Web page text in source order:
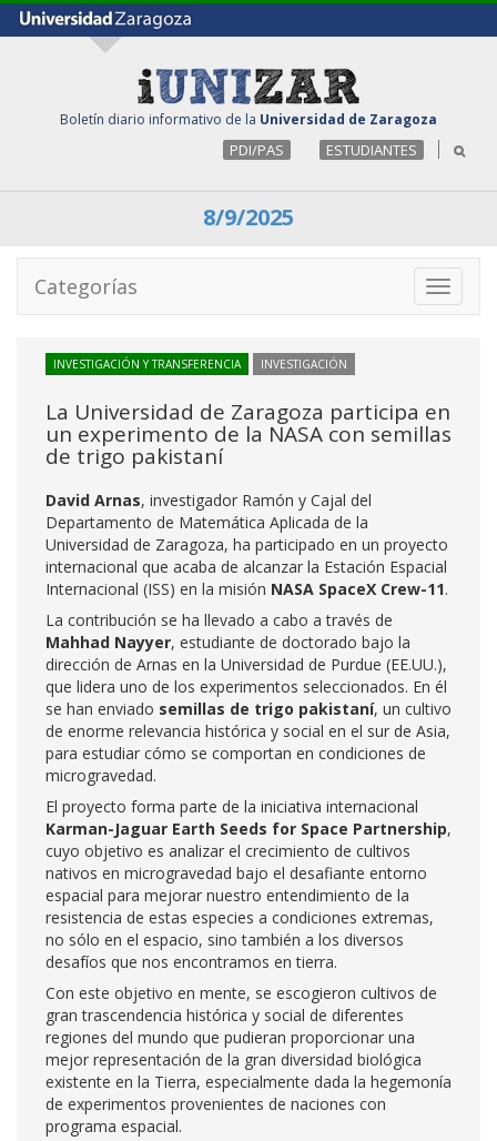
Boletín diario informativo de la Universidad de Zaragoza
PDI/PAS ESTUDIANTES
8/9/2025
Toggle
Categorías
INVESTIGACIÓN Y TRANSFERENCIA INVESTIGACIÓN
La Universidad de Zaragoza participa en
un experimento de la NASA con semillas
de trigo pakistaní
David Arnas, investigador Ramón y Cajal del
Departamento de Matemática Aplicada de la
Universidad de Zaragoza, ha participado en un proyecto
internacional que acaba de alcanzar la Estación Espacial
Internacional (ISS) en la misión NASA SpaceX Crew-11.
La contribución se ha llevado a cabo a través de
Mahhad Nayyer, estudiante de doctorado bajo la
dirección de Arnas en la Universidad de Purdue (EE.UU.),
que lidera uno de los experimentos seleccionados. En él
se han enviado semillas de trigo pakistaní, un cultivo
de enorme relevancia histórica y social en el sur de Asia,
para estudiar cómo se comportan en condiciones de
microgravedad.
El proyecto forma parte de la iniciativa internacional
Karman-Jaguar Earth Seeds for Space Partnership,
cuyo objetivo es analizar el crecimiento de cultivos
nativos en microgravedad bajo el desafiante entorno
espacial para mejorar nuestro entendimiento de la
resistencia de estas especies a condiciones extremas,
no sólo en el espacio, sino también a los diversos
desafíos que nos encontramos en tierra.
Con este objetivo en mente, se escogieron cultivos de
gran trascendencia histórica y social de diferentes
regiones del mundo que pudieran proporcionar una
mejor representación de la gran diversidad biológica
existente en la Tierra, especialmente dada la hegemonía
de experimentos provenientes de naciones con
programa espacial.